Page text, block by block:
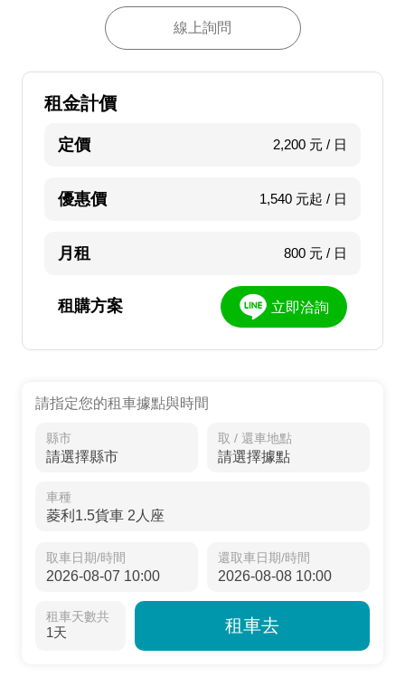
線上詢問
租金計價
定價 2,200 元 / 日
優惠價 1,540 元起 / 日
月租 800 元 / 日
租購方案 立即洽詢
請指定您的租車據點與時間
縣市 取 / 還車地點
車種
取車日期/時間 還取車日期/時間
租車天數共
1天 租車去